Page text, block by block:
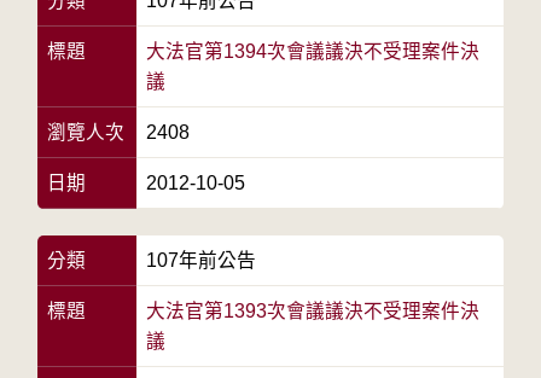
標題
大法官第1394次會議議決不受理案件決
議
瀏覽人次 2408
日期 2012-10-05
分類 107年前公告
標題
大法官第1393次會議議決不受理案件決
議